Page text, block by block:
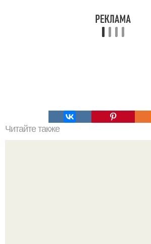
Читайте также